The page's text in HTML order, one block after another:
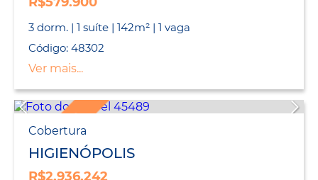
3 dorm. | 1 suíte | 142m² | 1 vaga
Código: 48302
Ver mais...
LANÇAMENTO
Cobertura
HIGIENÓPOLIS
R$2.936.242